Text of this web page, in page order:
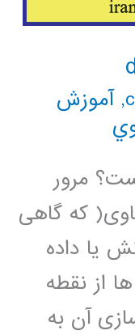
,آموزش
مرور
که گاهی
یا داده
از نقطه
آن به